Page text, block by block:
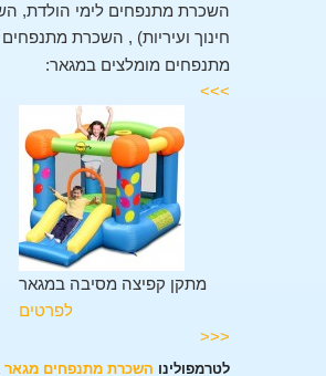
השכרת מתנפחים לימי הולדת,
חינוך ועיריות) , השכרת
מתנפחים מומלצים במגאר:
>>>
מתקן קפיצה מסיבה במגאר
לפרטים
<<<
לטרמפולינו השכרת מתנפחים מגאר